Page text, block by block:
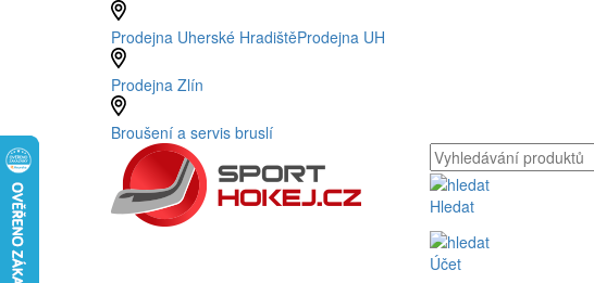
Prodejna Uherské HradištěProdejna UH
Prodejna Zlín
Broušení a servis bruslí
Hledat
Účet